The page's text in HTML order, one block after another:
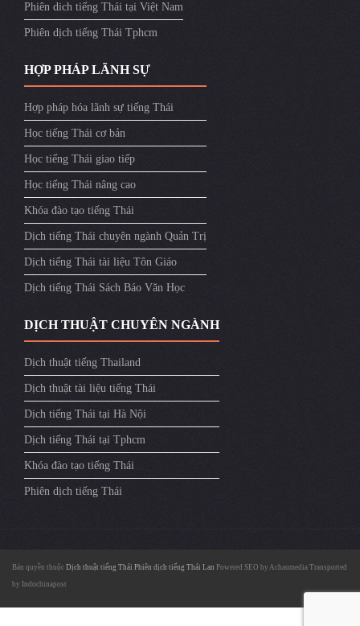
Phiên dich tiếng Thái tại Việt Nam
Phiên dịch tiếng Thái Tphcm
HỢP PHÁP LÃNH SỰ
Hợp pháp hóa lãnh sự tiếng Thái
Học tiếng Thái cơ bản
Học tiếng Thái giao tiếp
Học tiếng Thái nâng cao
Khóa đào tạo tiếng Thái
Dịch tiếng Thái chuyên ngành Quản Trị
Dịch tiếng Thái tài liệu Tôn Giáo
Dịch tiếng Thái Sách Báo Văn Học
DỊCH THUẬT CHUYÊN NGÀNH
Dịch thuật tiếng Thailand
Dịch thuật tài liệu tiếng Thái
Dịch tiếng Thái tại Hà Nội
Dịch tiếng Thái tại Tphcm
Khóa đào tạo tiếng Thái
Phiên dịch tiếng Thái
Bản quyền thuộc Dịch thuật tiếng Thái Phiên dịch tiếng Thái Lan Powered SEO by Achaumedia Transported
by Indochinapost